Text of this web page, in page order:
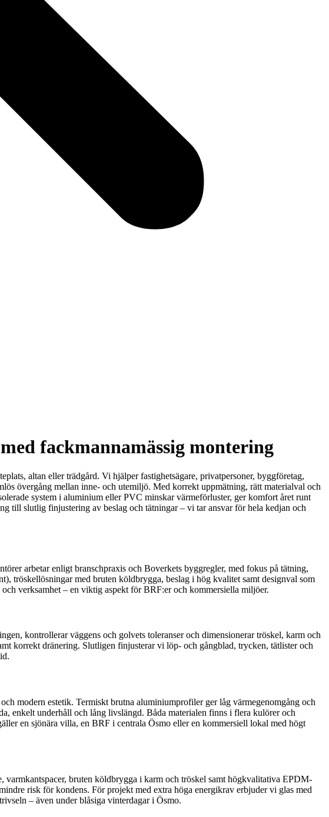
fackmannamässig montering
altan eller trädgård. Vi hjälper fastighetsägare, privatpersoner, byggföretag,
övergång mellan inne- och utemiljö. Med korrekt uppmätning, rätt materialval och
system i aluminium eller PVC minskar värmeförluster, ger komfort året runt
till slutlig finjustering av beslag och tätningar – vi tar ansvar för hela kedjan och
arbetar enligt branschpraxis och Boverkets byggregler, med fokus på tätning,
tröskellösningar med bruten köldbrygga, beslag i hög kvalitet samt designval som
verksamhet – en viktig aspekt för BRF:er och kommersiella miljöer.
kontrollerar väggens och golvets toleranser och dimensionerar tröskel, karm och
korrekt dränering. Slutligen finjusterar vi löp- och gångblad, trycken, tätlister och
modern estetik. Termiskt brutna aluminiumprofiler ger låg värmegenomgång och
enkelt underhåll och lång livslängd. Båda materialen finns i flera kulörer och
en sjönära villa, en BRF i centrala Ösmo eller en kommersiell lokal med högt
bruten köldbrygga i karm och tröskel samt högkvalitativa EPDM-
risk för kondens. För projekt med extra höga energikrav erbjuder vi glas med
– även under blåsiga vinterdagar i Ösmo.